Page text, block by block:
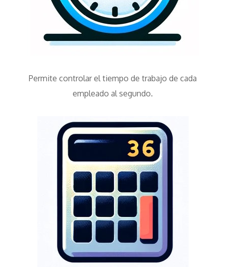
Permite controlar el tiempo de trabajo de cada
empleado al segundo.